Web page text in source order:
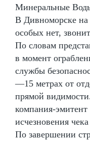
Минеральные
В Дивноморске на
особых нет,
По словам
в момент
службы
—15 метрах от
прямой
компания-
исчезновения
По завершении